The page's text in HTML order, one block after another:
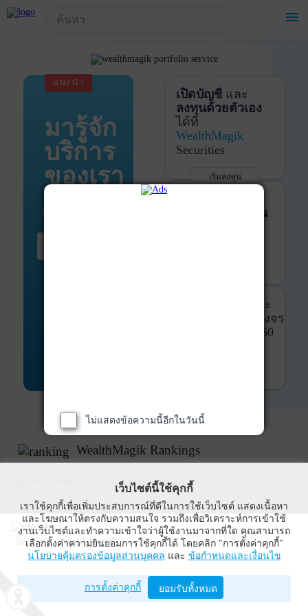
menu
แนะนำ
มารู้จัก
บริการ
ของเรา
เปิดบัญชีและ
ลงทุนด้วยตัวเอง
ได้ที่
WealthMagik
Securities
เริ่มลงทุน
ติดตามการลงทุน
และ
ที่ครบวงจร
360
WealthMagik Rankings
Top Returns
WealthMagik
Wealth Management System Limited
เปิดด้วยแอป WealthMagik
!-- Start Advertise -->
ไม่แสดงข้อความนี้อีกในวันนี้
เว็บไซต์นี้ใช้คุกกี้
เราใช้คุกกี้เพื่อเพิ่มประสบการณ์ที่ดีในการใช้เว็บไซต์ แสดงเนื้อหา
และโฆษณาให้ตรงกับความสนใจ รวมถึงเพื่อวิเคราะห์การเข้าใช้
งานเว็บไซต์และทำความเข้าใจว่าผู้ใช้งานมาจากที่ใด คุณสามารถ
เลือกตั้งค่าความยินยอมการใช้คุกกี้ได้ โดยคลิก "การตั้งค่าคุกกี้"
นโยบายคุ้มครองข้อมูลส่วนบุคคล และ ข้อกำหนดและเงื่อนไข
การตั้งค่าคุกกี้ ยอมรับทั้งหมด